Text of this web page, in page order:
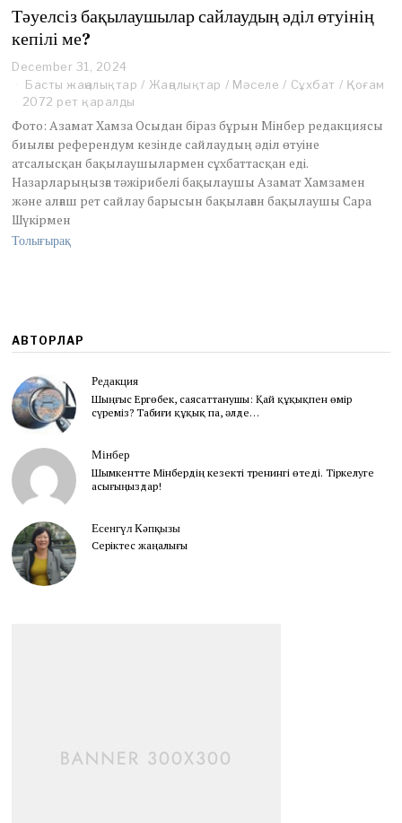
Тәуелсіз бақылаушылар сайлаудың әділ өтуінің
кепілі ме?
December 31, 2024
Басты жаңалықтар / Жаңалықтар / Мәселе / Сұхбат / Қоғам
2072 рет қаралды
Фото: Азамат Хамза Осыдан біраз бұрын Мінбер редакциясы
биылғы референдум кезінде сайлаудың әділ өтуіне
атсалысқан бақылаушылармен сұхбаттасқан еді.
Назарларыңызға тәжірибелі бақылаушы Азамат Хамзамен
және алғаш рет сайлау барысын бақылаған бақылаушы Сара
Шүкірмен
Толығырақ
АВТОРЛАР
Редакция
Шыңғыс Ергөбек, cаясаттанушы: Қай құқықпен өмір
сүреміз? Табиғи құқық па, әлде…
Мінбер
Шымкентте Мінбердің кезекті тренингі өтеді. Тіркелуге
асығыңыздар!
Есенгүл Кәпқызы
Серіктес жаңалығы